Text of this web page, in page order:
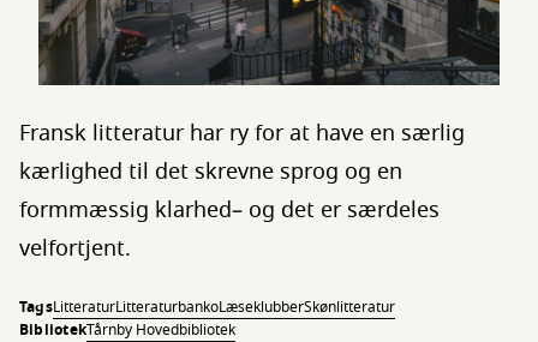
Fransk litteratur har ry for at have en særlig
kærlighed til det skrevne sprog og en
formmæssig klarhed– og det er særdeles
velfortjent.
TagsLitteraturLitteraturbankoLæseklubberSkønlitteratur
BibliotekTårnby Hovedbibliotek